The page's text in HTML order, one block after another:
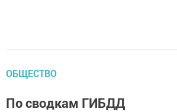
ОБЩЕСТВО
По сводкам ГИБДД